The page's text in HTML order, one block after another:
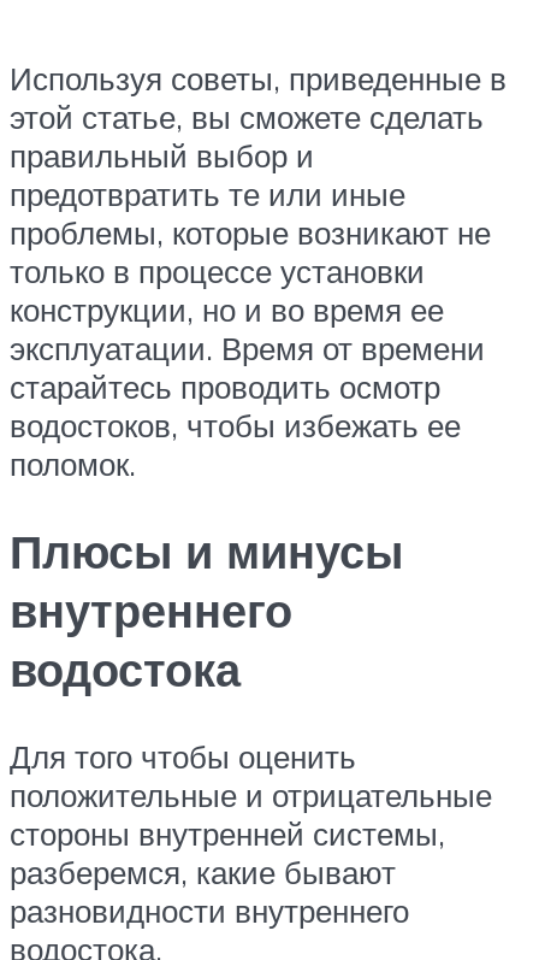
Используя советы, приведенные в
этой статье, вы сможете сделать
правильный выбор и
предотвратить те или иные
проблемы, которые возникают не
только в процессе установки
конструкции, но и во время ее
эксплуатации. Время от времени
старайтесь проводить осмотр
водостоков, чтобы избежать ее
поломок.
Плюсы и минусы
внутреннего
водостока
Для того чтобы оценить
положительные и отрицательные
стороны внутренней системы,
разберемся, какие бывают
разновидности внутреннего
водостока.